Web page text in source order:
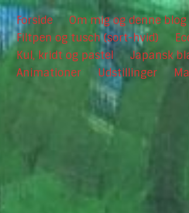
Forside Om mig og denne blog
Filtpen og tusch (sort-hvid)
Kul, kridt og pastel
Japansk
Animationer
Udstillinger